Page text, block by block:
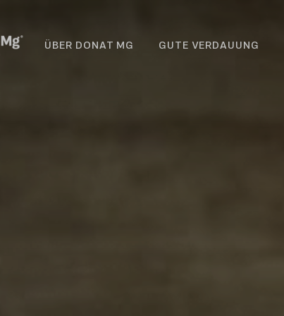
ÜBER DONAT MG GUTE VERDAUUNG